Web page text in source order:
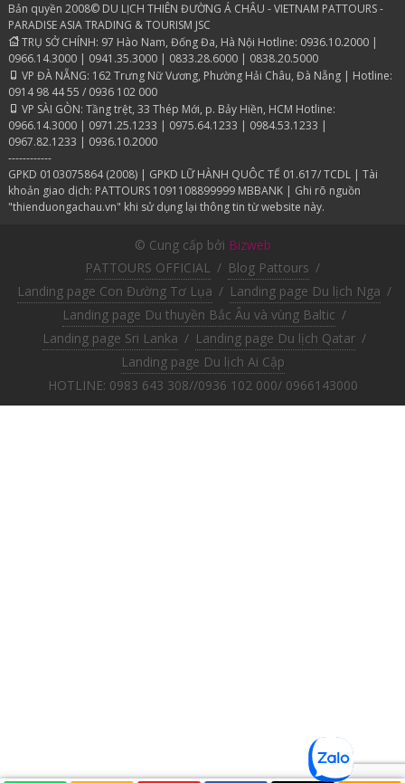
Bản quyền 2008© DU LỊCH THIÊN ĐƯỜNG Á CHÂU - VIETNAM PATTOURS -
PARADISE ASIA TRADING & TOURISM JSC
TRỤ SỞ CHÍNH: 97 Hào Nam, Đống Đa, Hà Nội Hotline: 0936.10.2000 |
0966.14.3000 | 0941.35.3000 | 0833.28.6000 | 0838.20.5000
VP ĐÀ NẴNG: 162 Trưng Nữ Vương, Phường Hải Châu, Đà Nẵng | Hotline:
0914 98 44 55 / 0936 102 000
VP SÀI GÒN: Tầng trệt, 33 Thép Mới, p. Bảy Hiền, HCM Hotline:
0966.14.3000 | 0971.25.1233 | 0975.64.1233 | 0984.53.1233 |
0967.82.1233 | 0936.10.2000
------------
GPKD 0103075864 (2008) | GPKD LỮ HÀNH QUÔC TẾ 01.617/ TCDL | Tài
khoản giao dịch: PATTOURS 1091108899999 MBBANK | Ghi rõ nguồn
"thienduongachau.vn" khi sử dụng lại thông tin từ website này.
© Cung cấp bởi Bizweb
PATTOURS OFFICIAL / Blog Pattours /
Landing page Con Đường Tơ Lụa / Landing page Du lịch Nga /
Landing page Du thuyền Bắc Âu và vùng Baltic /
Landing page Sri Lanka / Landing page Du lịch Qatar /
Landing page Du lịch Ai Cập
HOTLINE: 0983 643 308//0936 102 000/ 0966143000